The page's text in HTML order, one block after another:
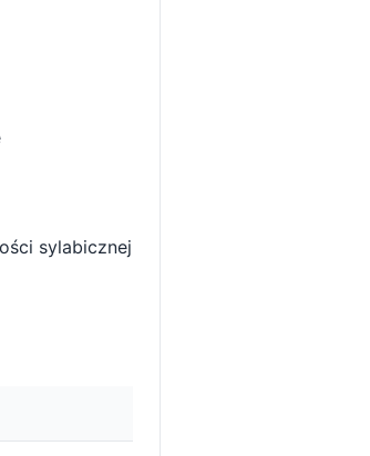
sylabicznej